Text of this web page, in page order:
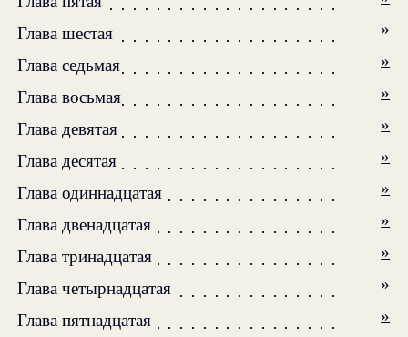
Глава шестая
»
Глава седьмая
»
Глава восьмая
»
Глава девятая
»
Глава десятая
»
Глава одиннадцатая
»
Глава двенадцатая
»
Глава тринадцатая
»
Глава четырнадцатая
»
Глава пятнадцатая
»